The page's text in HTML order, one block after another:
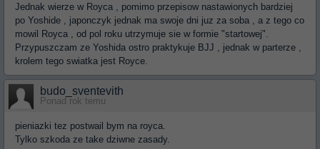
Jednak wierze w Royca , pomimo przepisow nastawionych bardziej
po Yoshide , japonczyk jednak ma swoje dni juz za soba , a z tego co
mowil Royca , od pol roku utrzymuje sie w formie "startowej".
Przypuszczam ze Yoshida ostro praktykuje BJJ , jednak w parterze ,
krolem tego swiatka jest Royce.
budo_sventevith
Ponad rok temu
pieniazki tez postwail bym na royca.
Tylko szkoda ze take dziwne zasady.